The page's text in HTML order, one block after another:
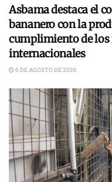
Asbama destaca el
bananero con la
cumplimiento de los
internacionales
6 DE AGOSTO DE 2026